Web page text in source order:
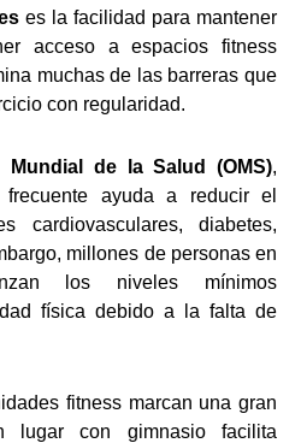
es la facilidad para mantener
acceso a espacios fitness
muchas de las barreras que
con regularidad.
Mundial de la Salud (OMS),
ayuda a reducir el
cardiovasculares, diabetes,
millones de personas en
los niveles mínimos
física debido a la falta de
fitness marcan una gran
lugar con gimnasio facilita